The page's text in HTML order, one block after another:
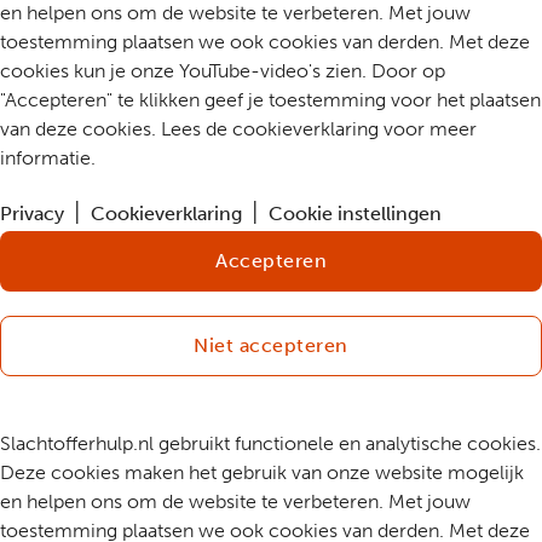
en helpen ons om de website te verbeteren. Met jouw
toestemming plaatsen we ook cookies van derden. Met deze
cookies kun je onze YouTube-video's zien. Door op
"Accepteren" te klikken geef je toestemming voor het plaatsen
van deze cookies. Lees de cookieverklaring voor meer
informatie.
Privacy Cookieverklaring Cookie instellingen
Accepteren
Niet accepteren
Slachtofferhulp.nl gebruikt functionele en analytische cookies.
Deze cookies maken het gebruik van onze website mogelijk
en helpen ons om de website te verbeteren. Met jouw
toestemming plaatsen we ook cookies van derden. Met deze